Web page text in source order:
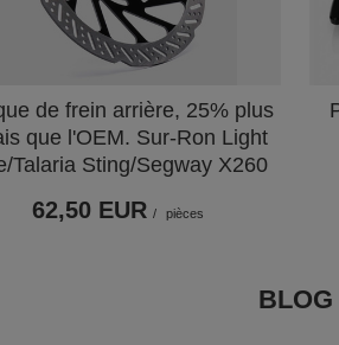
de frein arrière, 25% plus
que l'OEM. Sur-Ron Light
Talaria Sting/Segway X260
62,50 EUR / pièces
BLOG